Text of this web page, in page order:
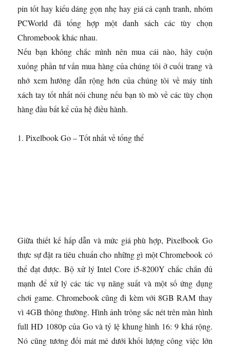
pin tốt hay kiểu dáng gọn nhẹ hay giá cả cạnh tranh, nhóm
PCWorld đã tổng hợp một danh sách các tùy chọn
Chromebook khác nhau.
Nếu bạn không chắc mình nên mua cái nào, hãy cuộn
xuống phần tư vấn mua hàng của chúng tôi ở cuối trang và
nhớ xem hướng dẫn rộng hơn của chúng tôi về máy tính
xách tay tốt nhất nói chung nếu bạn tò mò về các tùy chọn
hàng đầu bất kể của hệ điều hành.
1. Pixelbook Go – Tốt nhất về tổng thể
Giữa thiết kế hấp dẫn và mức giá phù hợp, Pixelbook Go
thực sự đặt ra tiêu chuẩn cho những gì một Chromebook có
thể đạt được. Bộ xử lý Intel Core i5-8200Y chắc chắn đủ
mạnh để xử lý các tác vụ năng suất và một số ứng dụng
chơi game. Chromebook cũng đi kèm với 8GB RAM thay
vì 4GB thông thường. Hình ảnh trông sắc nét trên màn hình
full HD 1080p của Go và tỷ lệ khung hình 16: 9 khá rộng.
Nó cũng tương đối mát mẻ dưới khối lượng công việc lớn